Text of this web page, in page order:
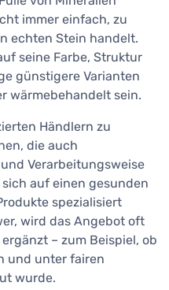
immer einfach, zu
echten Stein handelt.
seine Farbe, Struktur
günstigere Varianten
wärmebehandelt sein.
Händlern zu
die auch
Verarbeitungsweise
auf einen gesunden
spezialisiert
wird das Angebot oft
– zum Beispiel, ob
und unter fairen
wurde.